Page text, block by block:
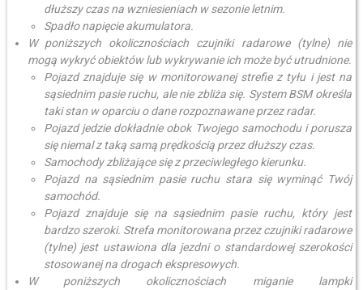
dłuższy czas na wzniesieniach w sezonie letnim.
Spadło napięcie akumulatora.
W poniższych okolicznościach czujniki radarowe (tylne) nie
mogą wykryć obiektów lub wykrywanie ich może być utrudnione.
Pojazd znajduje się w monitorowanej strefie z tyłu i jest na
sąsiednim pasie ruchu, ale nie zbliża się. System BSM określa
taki stan w oparciu o dane rozpoznawane przez radar.
Pojazd jedzie dokładnie obok Twojego samochodu i porusza
się niemal z taką samą prędkością przez dłuższy czas.
Samochody zbliżające się z przeciwległego kierunku.
Pojazd na sąsiednim pasie ruchu stara się wyminąć Twój
samochód.
Pojazd znajduje się na sąsiednim pasie ruchu, który jest
bardzo szeroki. Strefa monitorowana przez czujniki radarowe
(tylne) jest ustawiona dla jezdni o standardowej szerokości
stosowanej na drogach ekspresowych.
W poniższych okolicznościach miganie lampki